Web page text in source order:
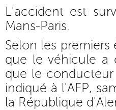
L'accident est
Mans-Paris.
Selon les
que le véhicule a
que le
indiqué à l'AFP,
la République